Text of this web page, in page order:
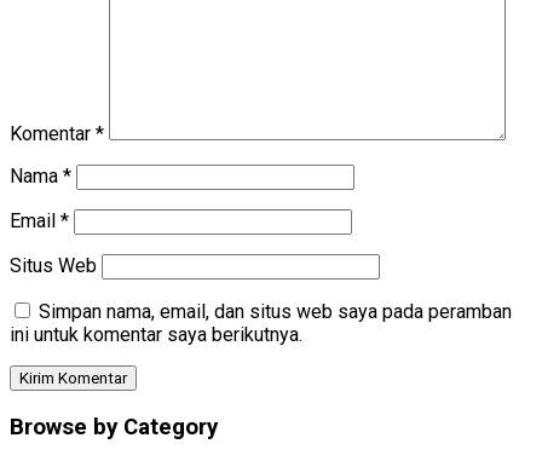
Komentar *
Nama *
Email *
Situs Web
Simpan nama, email, dan situs web saya pada peramban
ini untuk komentar saya berikutnya.
Browse by Category